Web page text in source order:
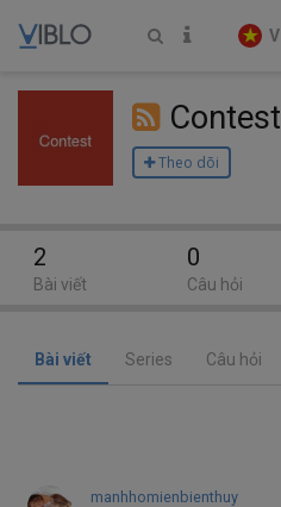
VI
Contest
Theo dõi
Bài viết Series Câu hỏi
manhhomienbienthuy
2
Bài viết
0
Câu hỏi